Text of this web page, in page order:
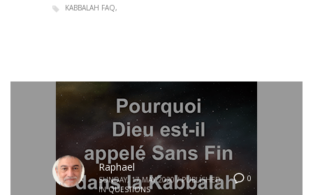
KABBALAH FAQ
0
Raphael
SUNDAY, 17 MAY 2020 / PUBLISHED
IN QUESTIONS